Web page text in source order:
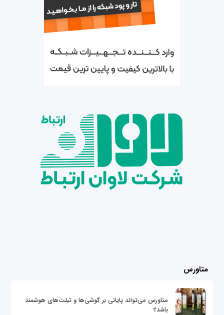
متاورس
متاورس می‌تواند پایانی بر گوشی‌ها و تبلت‌های هوشمند
باشد؟